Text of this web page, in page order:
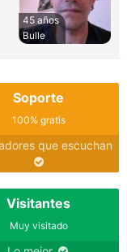
45 años
Bulle
Soporte
100% gratis
que escuchan
Visitantes
Muy visitado